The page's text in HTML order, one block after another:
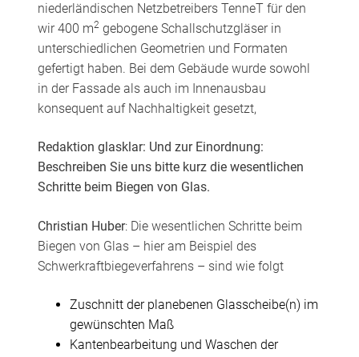
niederländischen Netzbetreibers TenneT für den
wir 400 m2gebogene Schallschutzgläser in
unterschiedlichen Geometrien und Formaten
gefertigt haben. Bei dem Gebäude wurde sowohl
in der Fassade als auch im Innenausbau
konsequent auf Nachhaltigkeit gesetzt,
Redaktion glasklar: Und zur Einordnung:
Beschreiben Sie uns bitte kurz die wesentlichen
Schritte beim Biegen von Glas.
Christian Huber: Die wesentlichen Schritte beim
Biegen von Glas – hier am Beispiel des
Schwerkraftbiegeverfahrens – sind wie folgt
Zuschnitt der planebenen Glasscheibe(n) im
gewünschten Maß
Kantenbearbeitung und Waschen der